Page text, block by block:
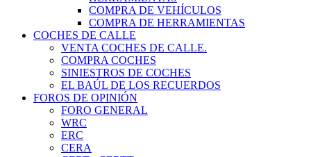
COMPRA DE VEHÍCULOS
COMPRA DE HERRAMIENTAS
COCHES DE CALLE
VENTA COCHES DE CALLE.
COMPRA COCHES
SINIESTROS DE COCHES
EL BAÚL DE LOS RECUERDOS
FOROS DE OPINIÓN
FORO GENERAL
WRC
ERC
CERA